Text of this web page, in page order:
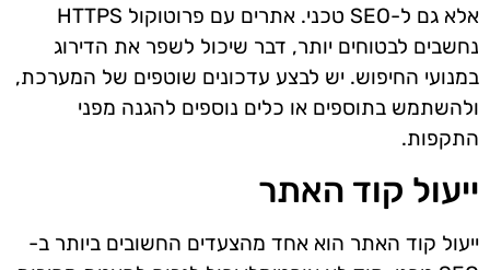
אלא גם ל-SEO טכני. אתרים עם פרוטוקול HTTPS
נחשבים לבטוחים יותר, דבר שיכול לשפר את הדירוג
במנועי החיפוש. יש לבצע עדכונים שוטפים של המערכת,
ולהשתמש בתוספים או כלים נוספים להגנה מפני
התקפות.
ייעול קוד האתר
ייעול קוד האתר הוא אחד מהצעדים החשובים ביותר ב-